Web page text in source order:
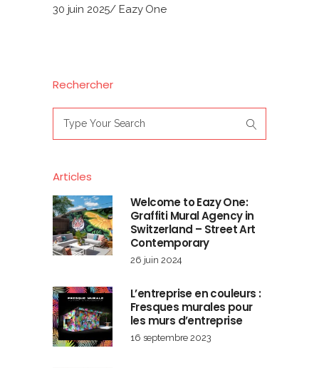
30 juin 2025 Eazy One
Rechercher
for:
Articles
Welcome to Eazy One:
Graffiti Mural Agency in
Switzerland – Street Art
Contemporary
26 juin 2024
L’entreprise en couleurs :
Fresques murales pour
les murs d’entreprise
16 septembre 2023